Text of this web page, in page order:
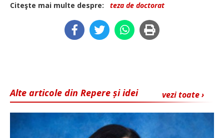
Citeşte mai multe despre:
teza de doctorat
vezi toate ›
Alte articole din Repere și idei